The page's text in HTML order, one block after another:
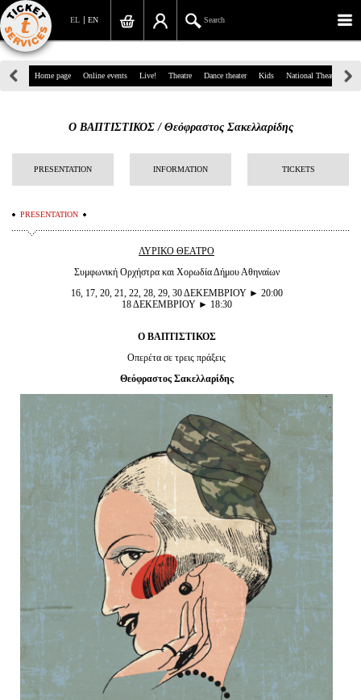
EN
EL Search
39, Panepistimiou Str, Athens
info@ticketservices.gr
Check out
Personal Data
Information
Είσοδος διαχειριστή
Home page Online events Live! Theatre Dance theater Kids National Theatre
Ο ΒΑΠΤΙΣΤΙΚΟΣ / Θεόφραστος Σακελλαρίδης
PRESENTATION INFORMATION TICKETS
PRESENTATION
ΛΥΡΙΚΟ ΘΕΑΤΡΟ
Συμφωνική Ορχήστρα και Χορωδία Δήμου Αθηναίων
16, 17, 20, 21, 22, 28, 29, 30 ΔΕΚΕΜΒΡΙΟΥ ► 20:00
18 ΔΕΚΕΜΒΡΙΟΥ ► 18:30
Ο ΒΑΠΤΙΣΤΙΚΟΣ
Οπερέτα σε τρεις πράξεις
Θεόφραστος Σακελλαρίδης